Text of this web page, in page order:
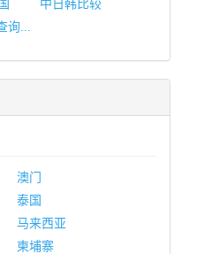
中日韩比较
询...
澳门
泰国
马来西亚
柬埔寨